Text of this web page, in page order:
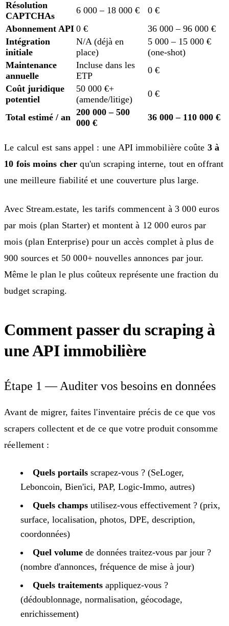
Résolution
CAPTCHAs
6 000 – 18 000 €
0 €
Abonnement API 0 €
36 000 – 96 000 €
Intégration
initiale
N/A (déjà en
place)
5 000 – 15 000 €
(one-shot)
Maintenance
annuelle
Incluse dans les
ETP
0 €
Coût juridique
potentiel
50 000 €+
(amende/litige)
0 €
Total estimé / an 200 000 – 500
000 €
36 000 – 110 000 €
Le calcul est sans appel : une API immobilière coûte 3 à
10 fois moins cher qu'un scraping interne, tout en offrant
une meilleure fiabilité et une couverture plus large.
Avec Stream.estate, les tarifs commencent à 3 000 euros
par mois (plan Starter) et montent à 12 000 euros par
mois (plan Enterprise) pour un accès complet à plus de
900 sources et 50 000+ nouvelles annonces par jour.
Même le plan le plus coûteux représente une fraction du
budget scraping.
Comment passer du scraping à
une API immobilière
Étape 1 — Auditer vos besoins en données
Avant de migrer, faites l'inventaire précis de ce que vos
scrapers collectent et de ce que votre produit consomme
réellement :
Quels portails scrapez-vous ? (SeLoger,
Leboncoin, Bien'ici, PAP, Logic-Immo, autres)
Quels champs utilisez-vous effectivement ? (prix,
surface, localisation, photos, DPE, description,
coordonnées)
Quel volume de données traitez-vous par jour ?
(nombre d'annonces, fréquence de mise à jour)
Quels traitements appliquez-vous ?
(dédoublonnage, normalisation, géocodage,
enrichissement)